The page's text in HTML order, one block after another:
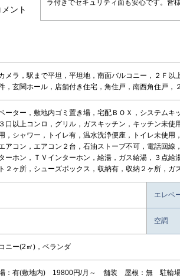
ント
ラ付きでセキュリティ面も安心です。皆
メラ，駅まで平坦，平坦地，南面バルコニー，２Ｆ
，玄関ホール，店舗付き住宅，角住戸，南西角住戸
ーター，敷地内ゴミ置き場，宅配ＢＯＸ，システム
口以上コンロ，グリル，ガスキッチン，キッチン未
，シャワー，トイレ有，温水洗浄便座，トイレ未使
アコン，エアコン２台，石油ストーブ不可，電話回
ーホン，ＴＶインターホン，給湯，ガス給湯，３点
２ヶ所，シューズボックス，収納有，収納２ヶ所，
エレベ
空調
ニー(2㎡)，ベランダ
：有(敷地内) 19800円/月～ 舗装 屋根：無 駐輪